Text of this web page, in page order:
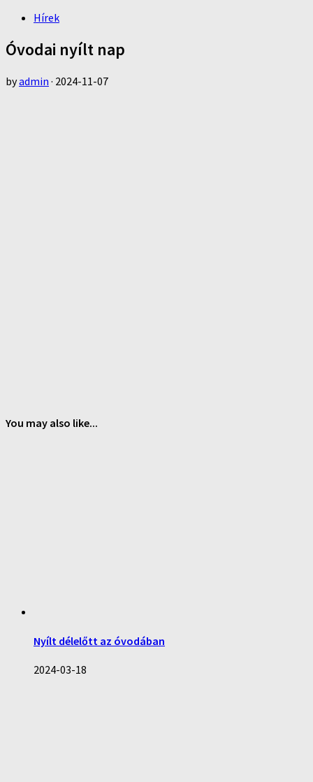
Hírek
Óvodai nyílt nap
byadmin · 2024-11-07
You may also like...
Nyílt délelőtt az óvodában
2024-03-18